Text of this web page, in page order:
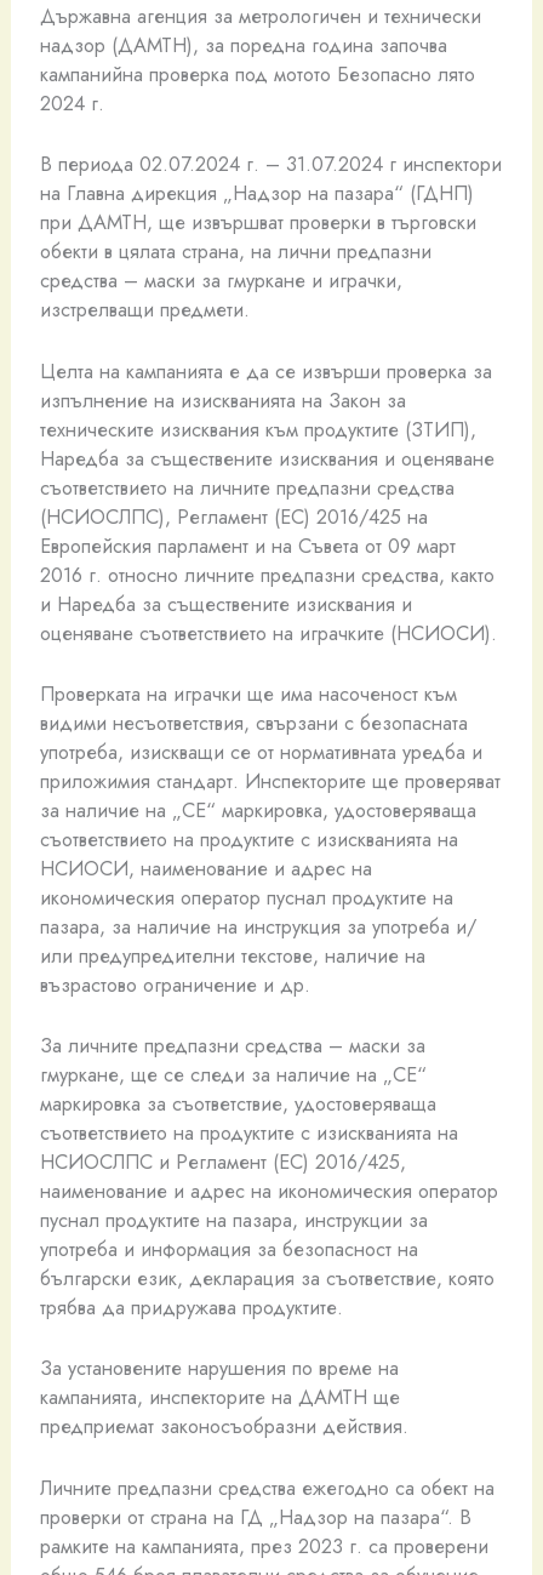
Държавна агенция за метрологичен и технически
надзор (ДАМТН), за поредна година започва
кампанийна проверка под мотото Безопасно лято
2024 г.
В периода 02.07.2024 г. – 31.07.2024 г инспектори
на Главна дирекция „Надзор на пазара“ (ГДНП)
при ДАМТН, ще извършват проверки в търговски
обекти в цялата страна, на лични предпазни
средства – маски за гмуркане и играчки,
изстрелващи предмети.
Целта на кампанията е да се извърши проверка за
изпълнение на изискванията на Закон за
техническите изисквания към продуктите (ЗТИП),
Наредба за съществените изисквания и оценяване
съответствието на личните предпазни средства
(НСИОСЛПС), Регламент (ЕС) 2016/425 на
Европейския парламент и на Съвета от 09 март
2016 г. относно личните предпазни средства, както
и Наредба за съществените изисквания и
оценяване съответствието на играчките (НСИОСИ).
Проверката на играчки ще има насоченост към
видими несъответствия, свързани с безопасната
употреба, изискващи се от нормативната уредба и
приложимия стандарт. Инспекторите ще проверяват
за наличие на „СЕ“ маркировка, удостоверяваща
съответствието на продуктите с изискванията на
НСИОСИ, наименование и адрес на
икономическия оператор пуснал продуктите на
пазара, за наличие на инструкция за употреба и/
или предупредителни текстове, наличие на
възрастово ограничение и др.
За личните предпазни средства – маски за
гмуркане, ще се следи за наличие на „СЕ“
маркировка за съответствие, удостоверяваща
съответствието на продуктите с изискванията на
НСИОСЛПС и Регламент (ЕС) 2016/425,
наименование и адрес на икономическия оператор
пуснал продуктите на пазара, инструкции за
употреба и информация за безопасност на
български език, декларация за съответствие, която
трябва да придружава продуктите.
За установените нарушения по време на
кампанията, инспекторите на ДАМТН ще
предприемат законосъобразни действия.
Личните предпазни средства ежегодно са обект на
проверки от страна на ГД „Надзор на пазара“. В
рамките на кампанията, през 2023 г. са проверени